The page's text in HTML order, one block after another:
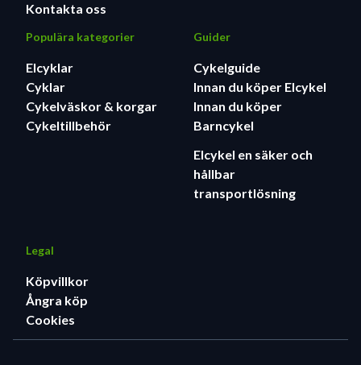
Kontakta oss
Populära kategorier
Elcyklar
Cyklar
Cykelväskor & korgar
Cykeltillbehör
Guider
Cykelguide
Innan du köper Elcykel
Innan du köper
Barncykel
Elcykel en säker och
hållbar
transportlösning
Legal
Köpvillkor
Ångra köp
Cookies